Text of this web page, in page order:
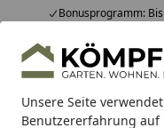
Unsere Seite
Benutzererfahrung auf
Bonusprogramm:
Hotline07051 / 9 22 22
Mo-Fr. 8-16 Uhr
Alle Produkte
Alle Produkte